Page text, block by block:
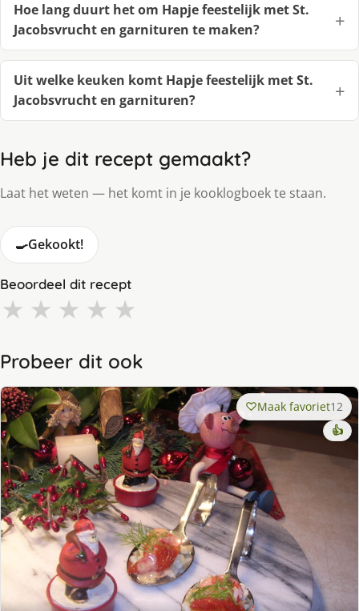
Hoe lang duurt het om Hapje feestelijk met St.
Jacobsvrucht en garnituren te maken?
Uit welke keuken komt Hapje feestelijk met St.
Jacobsvrucht en garnituren?
Heb je dit recept gemaakt?
Laat het weten — het komt in je kooklogboek te staan.
🍳Gekookt!
Beoordeel dit recept
★ ★ ★ ★ ★
Probeer dit ook
Maak favoriet12
👍